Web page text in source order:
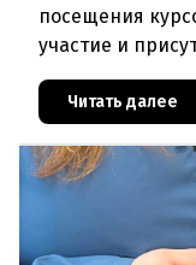
посещения
участие и
Те, кто без
Читать далее